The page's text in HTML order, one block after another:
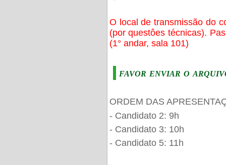
O local de transmissão do
(por questôes técnicas).
(1° andar, sala 101)
favor enviar o
ORDEM DAS
- Candidato 2: 9h
- Candidato 3: 10h
- Candidato 5: 11h